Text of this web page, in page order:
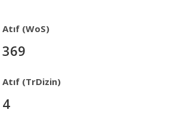
Atıf (WoS)
369
Atıf (TrDizin)
4